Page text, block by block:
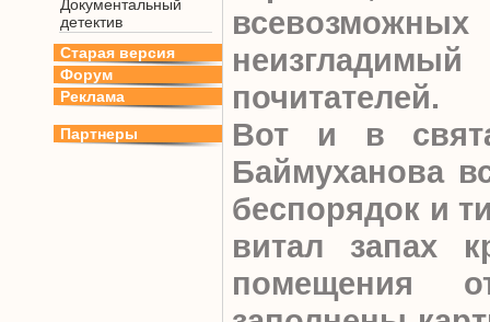
Документальный
детектив
Старая версия
Форум
Реклама
Партнеры
почитателей.
Вот и в
Баймуханова
беспорядок и
витал запах
помещения